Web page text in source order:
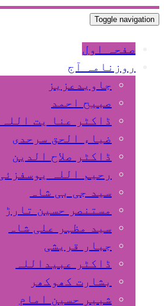
Toggle navigation
صفحہ اول
روزنامہ آج
جاویدعزیز
صبیح احمد
ڈاکٹر عنا یت
ضیاء الحق سرحدی
ڈاکٹر صلاح الدین
رحیم اللہ
سید جی بی شاہ
مستنصر حسین تارڑ
سید مظہر علی شاہ
جبار قریشی
ڈاکٹر عبیداللہ
بشارت کھوکھر
شبیر حسین امام